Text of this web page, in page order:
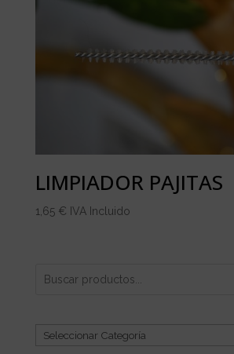
LIMPIADOR PAJITAS
1,65 € IVA Incluido
Categorías
del